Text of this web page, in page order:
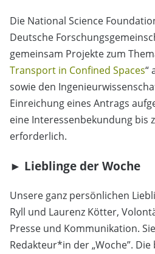
Die National Science
Deutsche
gemeinsam Projekte zum
Transport in Confined Spaces“
sowie den
Einreichung eines Antrags
eine Interessenbekundung bis
erforderlich.
► Lieblinge der Woche
Unsere ganz persönlichen
Ryll und Laurenz Kötter,
Presse und Kommunikation.
Redakteur*in der „Woche”.